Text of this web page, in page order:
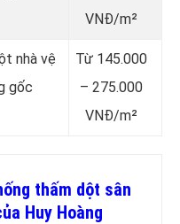
VNĐ/m²
nhà vệ
gốc
Từ 145.000
– 275.000
VNĐ/m²
thấm dột sân
Huy Hoàng